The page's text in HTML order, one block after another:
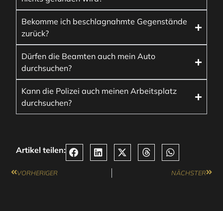
Bekomme ich beschlagnahmte Gegenstände
zurück?
Dürfen die Beamten auch mein Auto
durchsuchen?
Kann die Polizei auch meinen Arbeitsplatz
durchsuchen?
Artikel teilen:
VORHERIGER NÄCHSTER